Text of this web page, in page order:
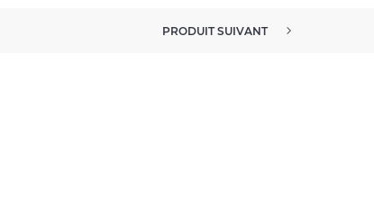
PRODUIT SUIVANT